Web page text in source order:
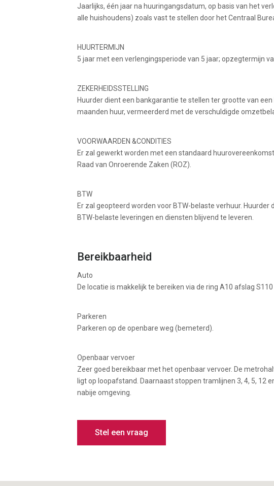
Jaarlijks, één jaar na huuringangsdatum, op basis van het
alle huishoudens) zoals vast te stellen door het Centraal
HUURTERMIJN
5 jaar met een verlengingsperiode van 5 jaar; opzegtermijn
ZEKERHEIDSSTELLING
Huurder dient een bankgarantie te stellen ter grootte van
maanden huur, vermeerderd met de verschuldigde
VOORWAARDEN &CONDITIES
Er zal gewerkt worden met een standaard
Raad van Onroerende Zaken (ROZ).
BTW
Er zal geopteerd worden voor BTW-belaste verhuur. Huurder
BTW-belaste leveringen en diensten blijvend te leveren.
Bereikbaarheid
Auto
De locatie is makkelijk te bereiken via de ring A10 afslag
Parkeren
Parkeren op de openbare weg (bemeterd).
Openbaar vervoer
Zeer goed bereikbaar met het openbaar vervoer. De
ligt op loopafstand. Daarnaast stoppen tramlijnen 3, 4, 5, 12
nabije omgeving.
Stel een vraag